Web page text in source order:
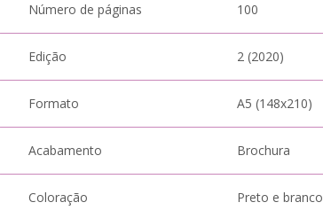
Número de páginas 100
Edição 2 (2020)
Formato A5 (148x210)
Acabamento Brochura
Coloração Preto e branco